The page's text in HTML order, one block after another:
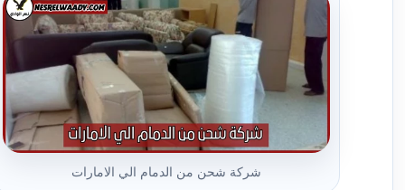
شركة شحن من الدمام الي الامارات